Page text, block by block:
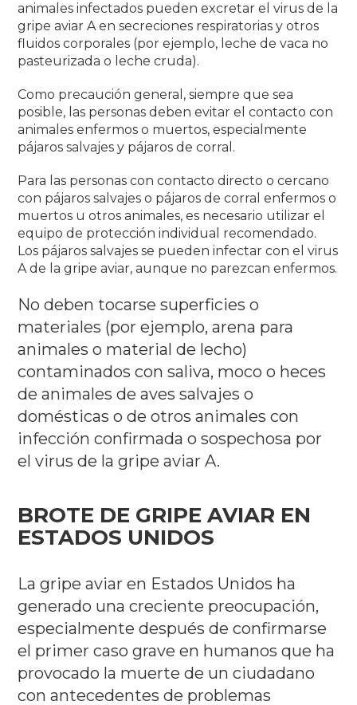
animales infectados pueden excretar el virus de la
gripe aviar A en secreciones respiratorias y otros
fluidos corporales (por ejemplo, leche de vaca no
pasteurizada o leche cruda).
Como precaución general, siempre que sea
posible, las personas deben evitar el contacto con
animales enfermos o muertos, especialmente
pájaros salvajes y pájaros de corral.
Para las personas con contacto directo o cercano
con pájaros salvajes o pájaros de corral enfermos o
muertos u otros animales, es necesario utilizar el
equipo de protección individual recomendado.
Los pájaros salvajes se pueden infectar con el virus
A de la gripe aviar, aunque no parezcan enfermos.
No deben tocarse superficies o
materiales (por ejemplo, arena para
animales o material de lecho)
contaminados con saliva, moco o heces
de animales de aves salvajes o
domésticas o de otros animales con
infección confirmada o sospechosa por
el virus de la gripe aviar A.
BROTE DE GRIPE AVIAR EN
ESTADOS UNIDOS
La gripe aviar en Estados Unidos ha
generado una creciente preocupación,
especialmente después de confirmarse
el primer caso grave en humanos que ha
provocado la muerte de un ciudadano
con antecedentes de problemas